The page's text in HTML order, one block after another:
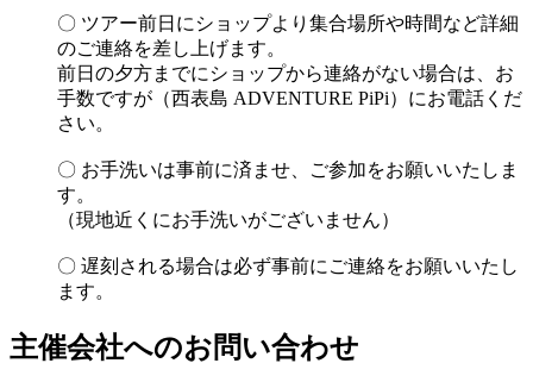
〇 ツアー前日にショップより集合場所や時間など詳細
のご連絡を差し上げます。
前日の夕方までにショップから連絡がない場合は、お
手数ですが（西表島 ADVENTURE PiPi）にお電話くだ
さい。
〇 お手洗いは事前に済ませ、ご参加をお願いいたしま
す。
（現地近くにお手洗いがございません）
〇 遅刻される場合は必ず事前にご連絡をお願いいたし
ます。
主催会社へのお問い合わせ